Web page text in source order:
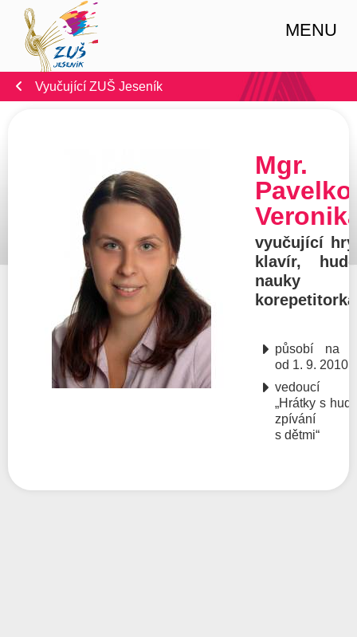
MENU
Vyučující ZUŠ Jeseník
Mgr.
vyučující
klavír,
nauky
korepetitorka
působí na
od 1. 9. 2010
vedoucí
„Hrátky s
zpívání
s dětmi“